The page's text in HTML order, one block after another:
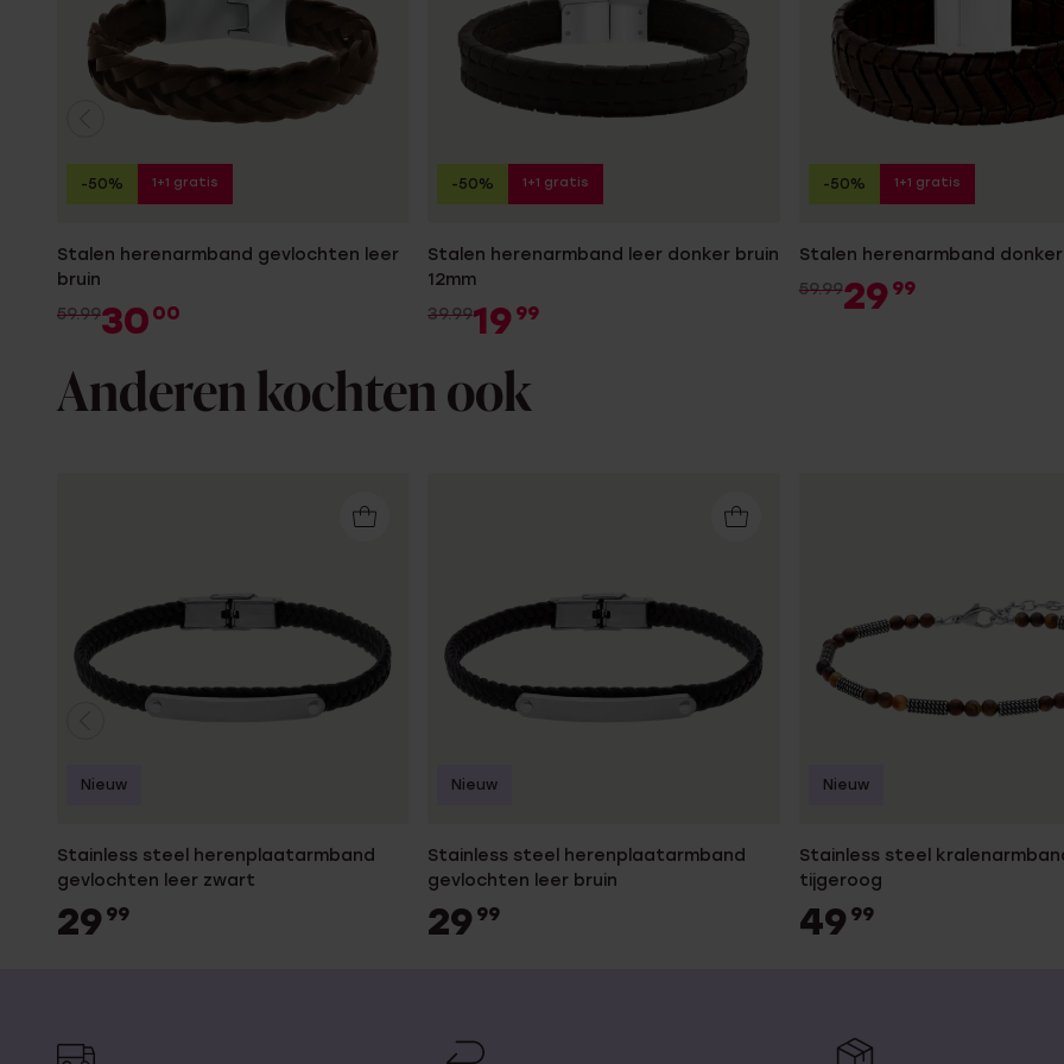
Stalen herenarmband gevlochten leer
bruin
59.9930 00
-50% 1+1 gratis
Stalen herenarmband leer donker bruin
12mm
39.9919 99
-50% 1+1 gratis
Stalen herenarmband
59.9929 99
-50% 1+1 gratis
Anderen kochten ook
Stainless steel herenplaatarmband
gevlochten leer zwart
29 99
Nieuw
Stainless steel herenplaatarmband
gevlochten leer bruin
29 99
Nieuw
Stainless steel
tijgeroog
49 99
Nieuw